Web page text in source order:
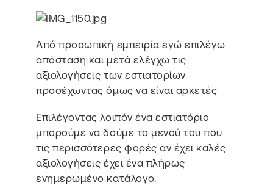
Από προσωπική εμπειρία εγώ επιλέγω
απόσταση και μετά ελέγχω τις
αξιολογήσεις των εστιατορίων
προσέχωντας όμως να είναι αρκετές
Επιλέγοντας λοιπόν ένα εστιατόριο
μπορούμε να δούμε το μενού του που
τις περισσότερες φορές αν έχει καλές
αξιολογήσεις έχει ένα πλήρως
ενημερωμένο κατάλογο.